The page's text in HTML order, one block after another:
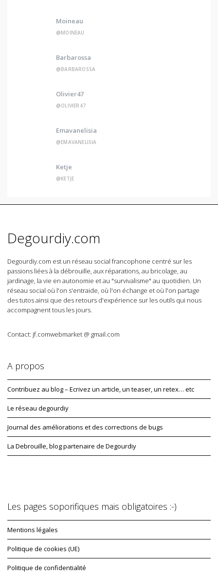
Moineau
@MOINEAU
Barbarossa
@BARBAROSSA
Olivier47
@OLIVIER47
Emavanelisia
@EMAVANELISIA
Ketje
@KETJE
Degourdiy.com
Degourdiy.com est un réseau social francophone centré sur les
passions liées à la débrouille, aux réparations, au bricolage, au
jardinage, la vie en autonomie et au "survivalisme" au quotidien. Un
réseau social où l'on s'entraide, où l'on échange et où l'on partage
des tutos ainsi que des retours d'expérience sur les outils qui nous
accompagnent tous les jours.
Contact: jf.comwebmarket @ gmail.com
A propos
Contribuez au blog – Ecrivez un article, un teaser, un retex… etc
Le réseau degourdiy
Journal des améliorations et des corrections de bugs
La Debrouille, blog partenaire de Degourdiy
Les pages soporifiques mais obligatoires :-)
Mentions légales
Politique de cookies (UE)
Politique de confidentialité